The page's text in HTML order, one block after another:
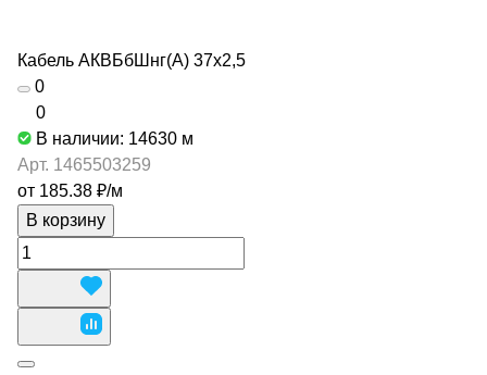
Кабель АКВБбШнг(А) 37х2,5
0
0
В наличии: 14630 м
Арт. 1465503259
от 185.38 ₽/м
В корзину